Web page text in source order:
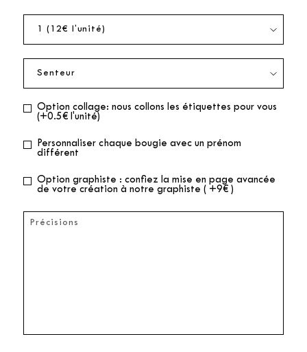
Option collage: nous collons les étiquettes pour vous
(+0.5€ l'unité)
Personnaliser chaque bougie avec un prénom
différent
Option graphiste : confiez la mise en page avancée
de votre création à notre graphiste ( +9€ )